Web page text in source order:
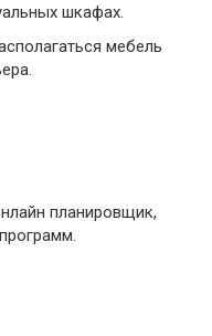
шкафах.
мебель
планировщик,